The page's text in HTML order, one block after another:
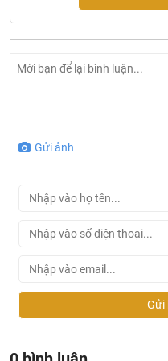
Thông tin sản phẩm bồn
Model : AC-23P + CW-
Chất liệu : Sứ vệ sinh
Kiểu lắp đặt : két nước
Tâm xả: 220 mm
Đường kính ống cấp
Điều kiện áp lực nước
Gửi ảnh
Gửi